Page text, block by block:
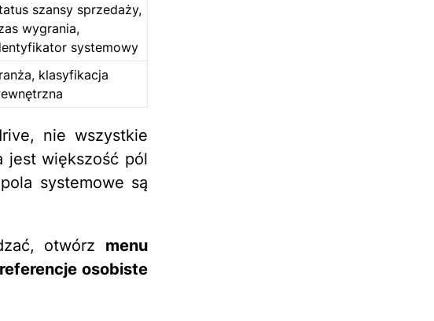
szansy sprzedaży,
wygrania,
systemowy
klasyfikacja
nie wszystkie
jest większość pól
systemowe są
otwórz menu
osobiste